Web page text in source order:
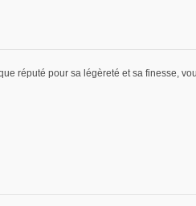
réputé pour sa légèreté et sa finesse,